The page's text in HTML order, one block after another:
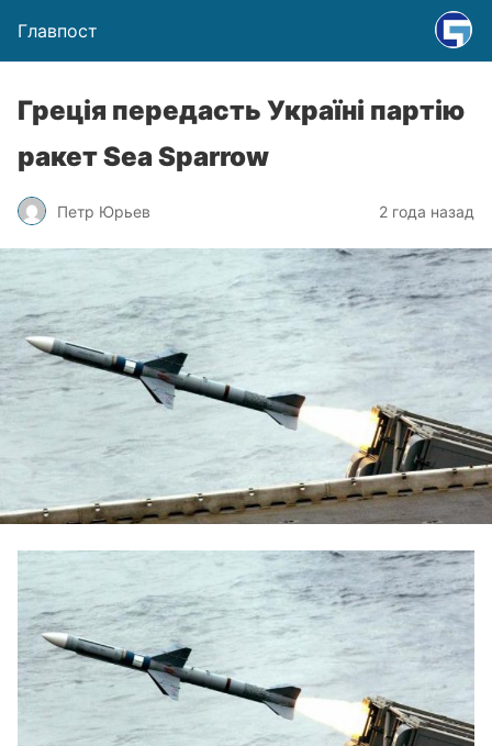
Главпост
Греція передасть Україні партію
ракет Sea Sparrow
Петр Юрьев 2 года назад